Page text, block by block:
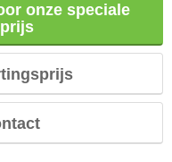
onze speciale